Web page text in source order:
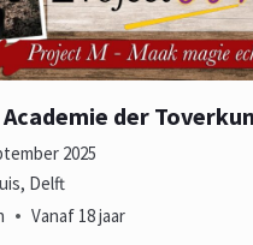
der
2025
Delft
• Vanaf 18 jaar